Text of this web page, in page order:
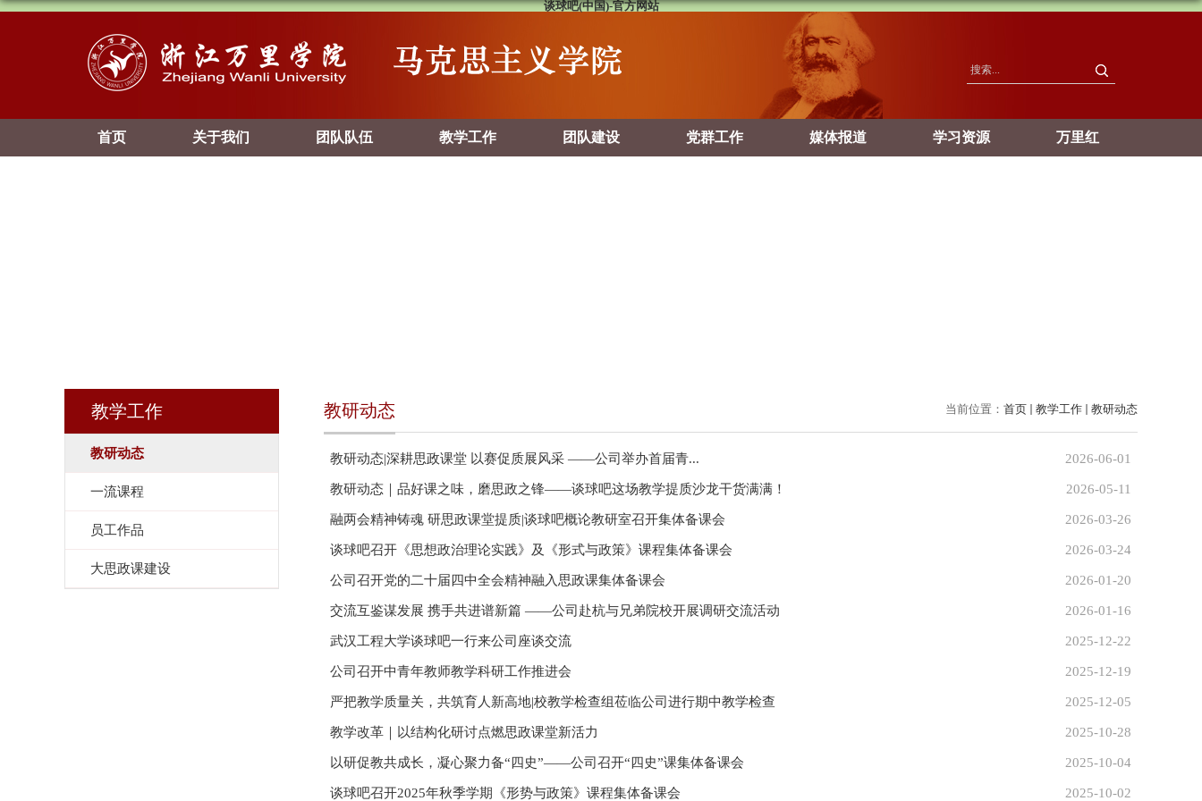
谈球吧(中国)-官方网站
首页 关于我们 团队队伍 教学工作 团队建设 党群工作 媒体报道 学习资源 万里红
教学工作
教研动态
一流课程
员工作品
大思政课建设
当前位置： 首页 教学工作 教研动态
教研动态
教研动态|深耕思政课堂 以赛促质展风采 ——公司举办首届青... 2026-06-01
教研动态｜品好课之味，磨思政之锋——谈球吧这场教学提质沙龙干货满满！ 2026-05-11
融两会精神铸魂 研思政课堂提质|谈球吧概论教研室召开集体备课会 2026-03-26
谈球吧召开《思想政治理论实践》及《形式与政策》课程集体备课会 2026-03-24
公司召开党的二十届四中全会精神融入思政课集体备课会 2026-01-20
交流互鉴谋发展 携手共进谱新篇 ——公司赴杭与兄弟院校开展调研交流活动 2026-01-16
武汉工程大学谈球吧一行来公司座谈交流 2025-12-22
公司召开中青年教师教学科研工作推进会 2025-12-19
严把教学质量关，共筑育人新高地|校教学检查组莅临公司进行期中教学检查 2025-12-05
教学改革｜以结构化研讨点燃思政课堂新活力 2025-10-28
以研促教共成长，凝心聚力备“四史”——公司召开“四史”课集体备课会 2025-10-04
谈球吧召开2025年秋季学期《形势与政策》课程集体备课会 2025-10-02